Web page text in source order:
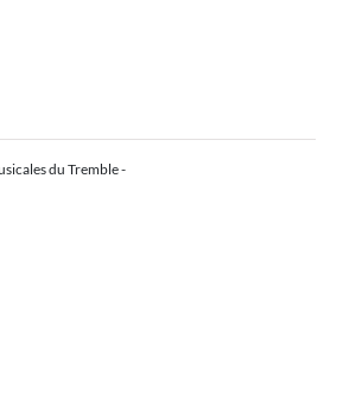
du Tremble -